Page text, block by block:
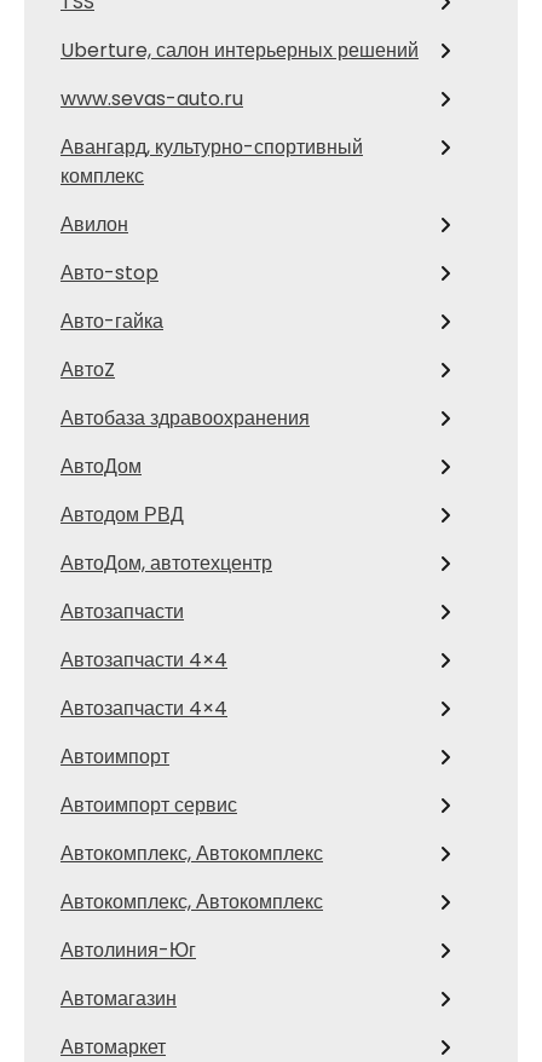
Uberture, салон интерьерных решений
www.sevas-auto.ru
Авангард, культурно-спортивный
комплекс
Авилон
Авто-stop
Авто-гайка
АвтоZ
Автобаза здравоохранения
АвтоДом
Автодом РВД
АвтоДом, автотехцентр
Автозапчасти
Автозапчасти 4×4
Автозапчасти 4×4
Автоимпорт
Автоимпорт сервис
Автокомплекс, Автокомплекс
Автокомплекс, Автокомплекс
Автолиния-Юг
Автомагазин
Автомаркет